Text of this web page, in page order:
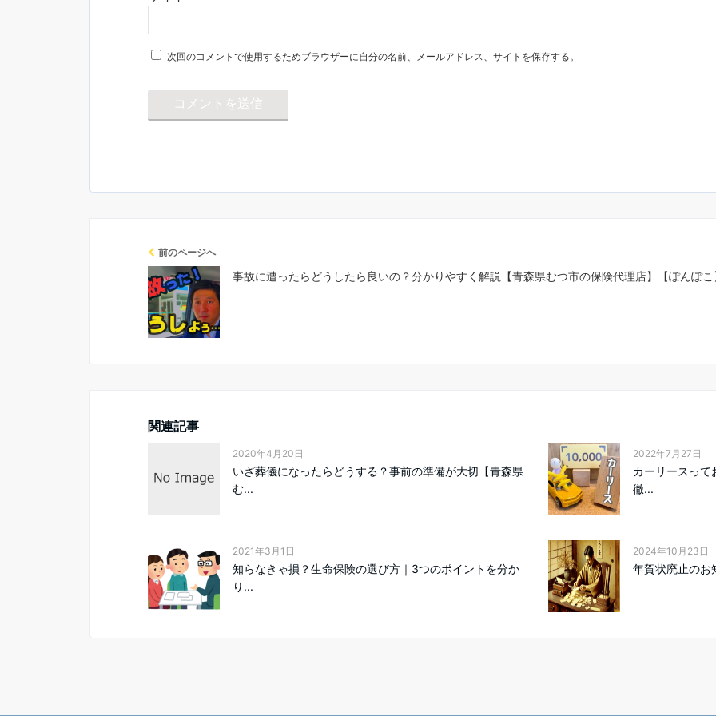
次回のコメントで使用するためブラウザーに自分の名前、メールアドレス、サイトを保存する。
前のページへ
事故に遭ったらどうしたら良いの？分かりやすく解説【青森県むつ市の保険代理店】【ぽんぽこ
関連記事
2020年4月20日
いざ葬儀になったらどうする？事前の準備が大切【青森県
む...
2022年7月27日
カーリースって
徹...
2021年3月1日
知らなきゃ損？生命保険の選び方｜3つのポイントを分か
り...
2024年10月23日
年賀状廃止のお